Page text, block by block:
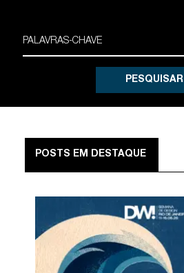
PESQUISAR
POSTS EM DESTAQUE